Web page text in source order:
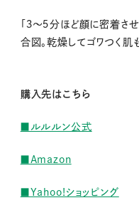
「３～５分ほど顔に密着
合図。乾燥してゴワつく肌
購入先はこちら
■ルルルン公式
■Amazon
■Yahoo!ショッピング